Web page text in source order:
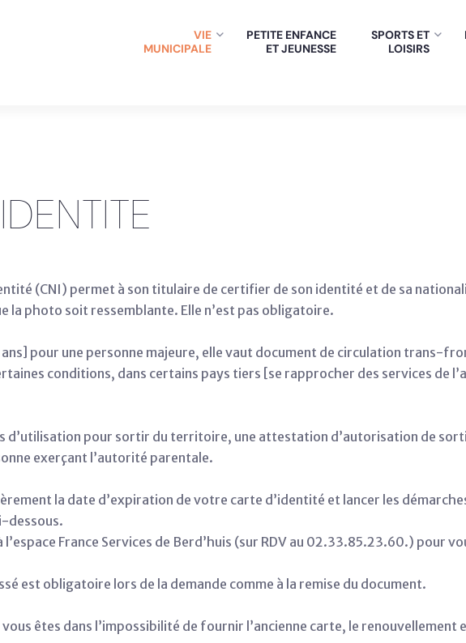
VIE
MUNICIPALE
PETITE ENFANCE
ET JEUNESSE
SPORTS ET
LOISIRS
(CNI) permet à son titulaire de certifier de son identité et de sa
la photo soit ressemblante. Elle n’est pas obligatoire.
ans] pour une personne majeure, elle vaut document de circulation trans-
conditions, dans certains pays tiers [se rapprocher des services de
d’utilisation pour sortir du territoire, une attestation d’autorisation de
exerçant l’autorité parentale.
la date d’expiration de votre carte d’identité et lancer les
dessous.
l’espace France Services de Berd’huis (sur RDV au 02.33.85.23.60.) pour
est obligatoire lors de la demande comme à la remise du document.
êtes dans l’impossibilité de fournir l’ancienne carte, le